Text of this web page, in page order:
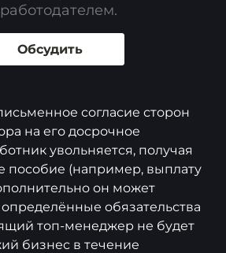
Обсудить
согласие сторон
на его досрочное
увольняется, получая
пособие (например, выплату
он может
обязательства
топ-менеджер не будет
бизнес в течение